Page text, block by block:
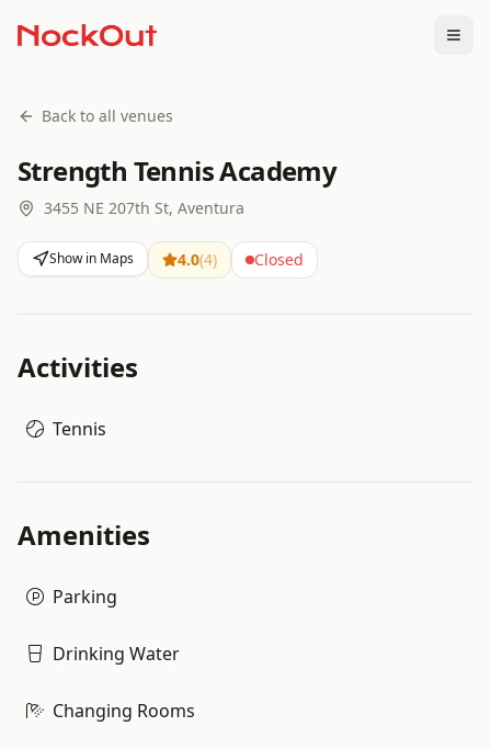
Back to all venues
Strength Tennis Academy
3455 NE 207th St, Aventura
Show in Maps 4.0(4) Closed
Activities
Tennis
Amenities
Parking
Drinking Water
Changing Rooms